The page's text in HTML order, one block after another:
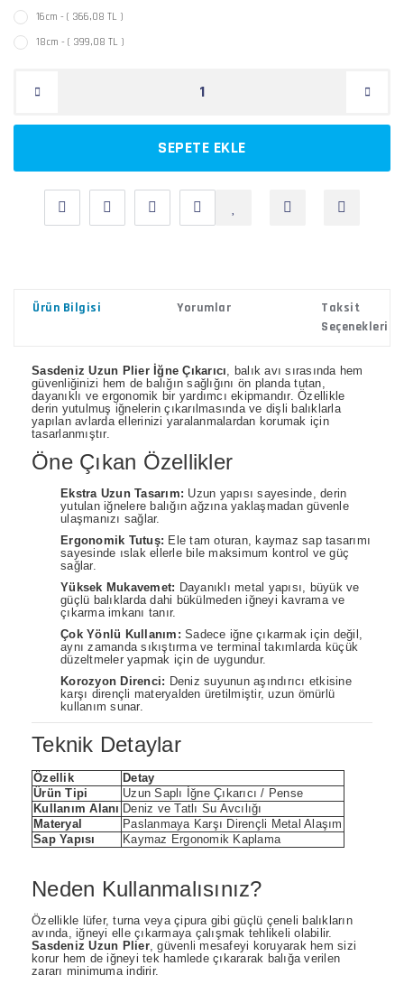
16cm - ( 366,08 TL )
18cm - ( 399,08 TL )
SEPETE EKLE
Ürün Bilgisi Yorumlar
Taksit
Seçenekleri
Sasdeniz Uzun Plier İğne Çıkarıcı , balık avı sırasında hem
güvenliğinizi hem de balığın sağlığını ön planda tutan,
dayanıklı ve ergonomik bir yardımcı ekipmandır. Özellikle
derin yutulmuş iğnelerin çıkarılmasında ve dişli balıklarla
yapılan avlarda ellerinizi yaralanmalardan korumak için
tasarlanmıştır.
Öne Çıkan Özellikler
Ekstra Uzun Tasarım: Uzun yapısı sayesinde, derin
yutulan iğnelere balığın ağzına yaklaşmadan güvenle
ulaşmanızı sağlar.
Ergonomik Tutuş: Ele tam oturan, kaymaz sap tasarımı
sayesinde ıslak ellerle bile maksimum kontrol ve güç
sağlar.
Yüksek Mukavemet: Dayanıklı metal yapısı, büyük ve
güçlü balıklarda dahi bükülmeden iğneyi kavrama ve
çıkarma imkanı tanır.
Çok Yönlü Kullanım: Sadece iğne çıkarmak için değil,
aynı zamanda sıkıştırma ve terminal takımlarda küçük
düzeltmeler yapmak için de uygundur.
Korozyon Direnci: Deniz suyunun aşındırıcı etkisine
karşı dirençli materyalden üretilmiştir, uzun ömürlü
kullanım sunar.
Teknik Detaylar
Özellik
Detay
Ürün Tipi
Uzun Saplı İğne Çıkarıcı / Pense
Kullanım Alanı Deniz ve Tatlı Su Avcılığı
Materyal
Paslanmaya Karşı Dirençli Metal Alaşım
Sap Yapısı
Kaymaz Ergonomik Kaplama
Neden Kullanmalısınız?
Özellikle lüfer, turna veya çipura gibi güçlü çeneli balıkların
avında, iğneyi elle çıkarmaya çalışmak tehlikeli olabilir.
Sasdeniz Uzun Plier, güvenli mesafeyi koruyarak hem sizi
korur hem de iğneyi tek hamlede çıkararak balığa verilen
zararı minimuma indirir.